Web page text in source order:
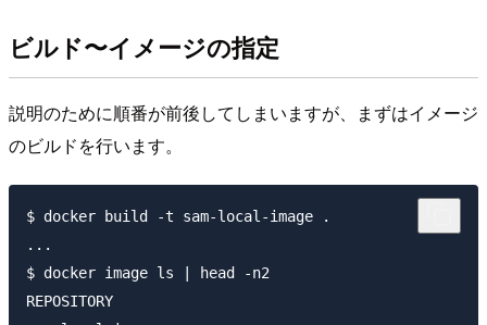
ビルド〜イメージの指定
説明のために順番が前後してしまいますが、まずはイメージ
のビルドを行います。
$ docker build -t sam-local-image .
...
$ docker image ls | head -n2
REPOSITORY